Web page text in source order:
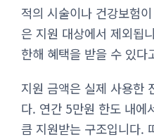
적의 시술이나 건강보험
은 지원 대상에서 제외됩
한해 혜택을 받을 수 있다
지원 금액은 실제 사용한
다. 연간 5만원 한도 내에
큼 지원받는 구조입니다.